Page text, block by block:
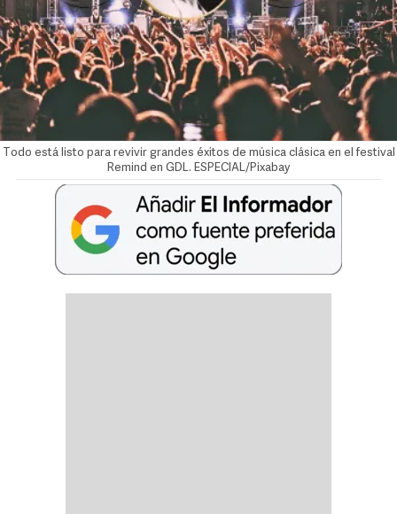
Todo está listo para revivir grandes éxitos de música clásica en el festival
Remind en GDL. ESPECIAL/Pixabay